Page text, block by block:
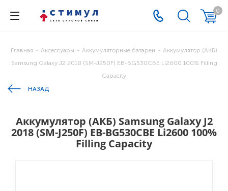
0
Главная - Аксессуары - Аккумуляторные батареи - Аккумулятор (АКБ)
Samsung Galaxy J2 2018 (SM-J250F) EB-BG530CBE Li2600 100% Filling
Capacity
НАЗАД
Аккумулятор (АКБ) Samsung Galaxy J2
2018 (SM-J250F) EB-BG530CBE Li2600 100%
Filling Capacity